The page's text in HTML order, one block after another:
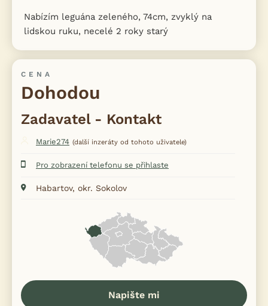
Nabízím leguána zeleného, 74cm, zvyklý na
lidskou ruku, necelé 2 roky starý
CENA
Dohodou
Zadavatel - Kontakt
Marie274 (další inzeráty od tohoto uživatele)
Pro zobrazení telefonu se přihlaste
Habartov, okr. Sokolov
Napište mi